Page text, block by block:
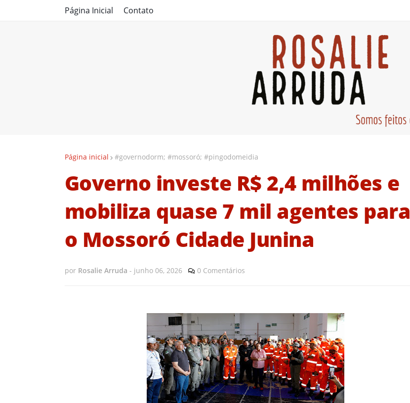
Página Inicial Contato
Página inicial #governodorm; #mossoró; #pingodomeidia
Governo investe R$ 2,4 milhões e
mobiliza quase 7 mil agentes para
o Mossoró Cidade Junina
por Rosalie Arruda - junho 06, 2026 0 Comentários